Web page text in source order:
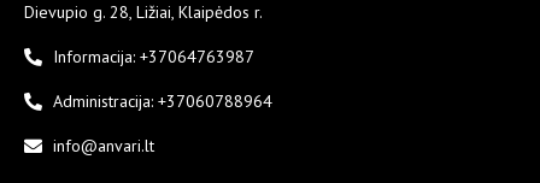
Dievupio g. 28, Ližiai, Klaipėdos r.
Informacija: +37064763987
Administracija: +37060788964
info@anvari.lt